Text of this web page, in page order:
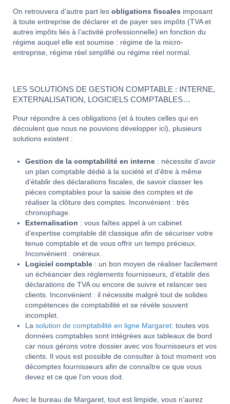
On retrouvera d’autre part les obligations fiscales imposant
à toute entreprise de déclarer et de payer ses impôts (TVA et
autres impôts liés à l’activité professionnelle) en fonction du
régime auquel elle est soumise : régime de la micro-
entreprise, régime réel simplifié ou régime réel normal.
LES SOLUTIONS DE GESTION COMPTABLE : INTERNE,
EXTERNALISATION, LOGICIELS COMPTABLES…
Pour répondre à ces obligations (et à toutes celles qui en
découlent que nous ne pouvions développer ici), plusieurs
solutions existent :
Gestion de la comptabilité en interne : nécessite d’avoir
un plan comptable dédié à la société et d’être à même
d’établir des déclarations fiscales, de savoir classer les
pièces comptables pour la saisie des comptes et de
réaliser la clôture des comptes. Inconvénient : très
chronophage.
Externalisation : vous faîtes appel à un cabinet
d’expertise comptable dit classique afin de sécuriser votre
tenue comptable et de vous offrir un temps précieux.
Inconvénient : onéreux.
Logiciel comptable : un bon moyen de réaliser facilement
un échéancier des règlements fournisseurs, d’établir des
déclarations de TVA ou encore de suivre et relancer ses
clients. Inconvénient : il nécessite malgré tout de solides
compétences de comptabilité et se révèle souvent
incomplet.
La solution de comptabilité en ligne Margaret: toutes vos
données comptables sont intégrées aux tableaux de bord
car nous gérons votre dossier avec vos fournisseurs et vos
clients. Il vous est possible de consulter à tout moment vos
décomptes fournisseurs afin de connaître ce que vous
devez et ce que l’on vous doit.
Avec le bureau de Margaret, tout est limpide, vous n’aurez